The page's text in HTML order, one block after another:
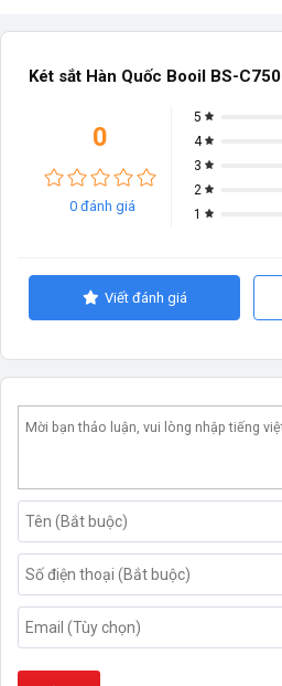
Két sắt Hàn Quốc Booil BS-C750
0
0 đánh giá
5
4
3
2
1
Viết đánh giá